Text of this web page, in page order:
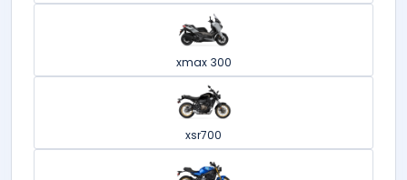
xmax 300
xsr700